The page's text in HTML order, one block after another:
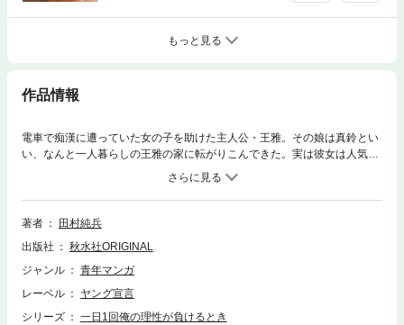
もっと見る
作品情報
電車で痴漢に遭っていた女の子を助けた主人公・王雅。その娘は真鈴とい
い、なんと一人暮らしの王雅の家に転がりこんできた。実は彼女は人気の
動画配信者で、毎日水着で動画を配信しているという。部屋で、お風呂場
で、さらには王雅のベッドの上からでも動画を配信しようとする真鈴。彼
女いない歴＝年齢（27歳）の王雅にとって、若い女性の水着姿はあまりに
も刺激的すぎて…。置いてもらうかわりに、一日1エロを許している真鈴
著者
田村純兵
出版社
秋水社ORIGINAL
ジャンル
青年マンガ
レーベル
ヤング宣言
シリーズ
一日1回俺の理性が負けるとき